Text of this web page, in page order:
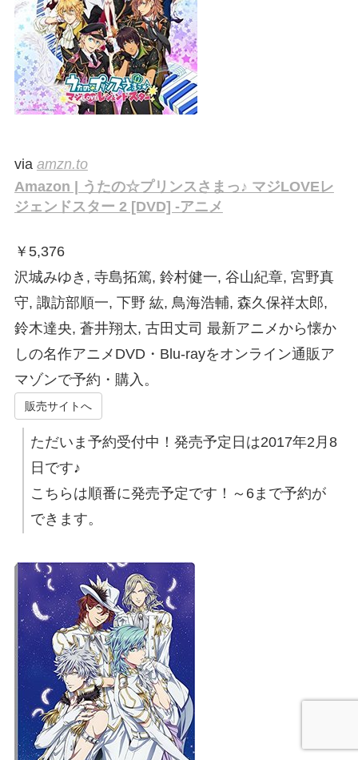
via amzn.to
Amazon | うたの☆プリンスさまっ♪ マジLOVEレ
ジェンドスター 2 [DVD] -アニメ
￥ 5,376
沢城みゆき, 寺島拓篤, 鈴村健一, 谷山紀章, 宮野真
守, 諏訪部順一, 下野 紘, 鳥海浩輔, 森久保祥太郎,
鈴木達央, 蒼井翔太, 古田丈司 最新アニメから懐か
しの名作アニメDVD・Blu-rayをオンライン通販ア
マゾンで予約・購入。
販売サイトへ
ただいま予約受付中！発売予定日は2017年2月8
日です♪
こちらは順番に発売予定です！～6まで予約が
できます。